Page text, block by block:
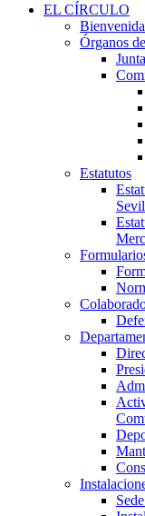
EL CÍRCULO
Órganos
Estatutos